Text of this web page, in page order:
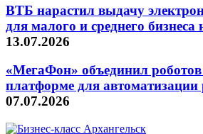
ВТБ нарастил выдачу
для малого и среднего бизнеса
13.07.2026
«МегаФон» объединил роботов
платформе для
07.07.2026